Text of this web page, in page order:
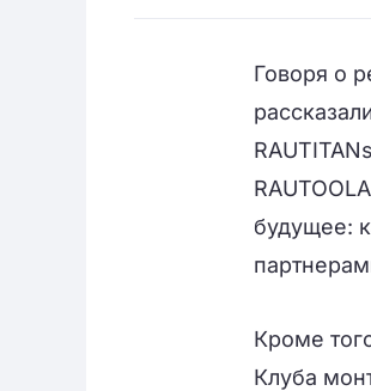
Говоря о
RAUTITAN
RAUTOOLA
будущее:
Кроме
Клуба